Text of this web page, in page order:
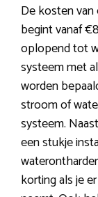
De kosten
begint vanaf
oplopend tot
systeem met
worden
stroom of
systeem.
een stukje
korting als je